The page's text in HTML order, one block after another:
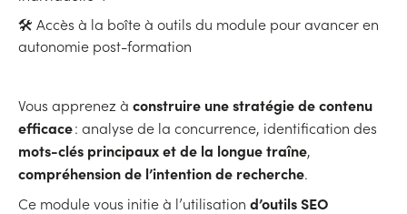
🛠 Accès à la boîte à outils du module pour avancer en
autonomie post-formation
Vous apprenez à construire une stratégie de contenu
efficace: analyse de la concurrence, identification des
mots-clés principaux et de la longue traîne,
compréhension de l’intention de recherche.
Ce module vous initie à l’utilisation d’outils SEO